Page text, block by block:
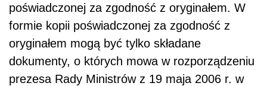
poświadczonej za zgodność z oryginałem. W
formie kopii poświadczonej za zgodność z
oryginałem mogą być tylko składane
dokumenty, o których mowa w rozporządzeniu
prezesa Rady Ministrów z 19 maja 2006 r. w